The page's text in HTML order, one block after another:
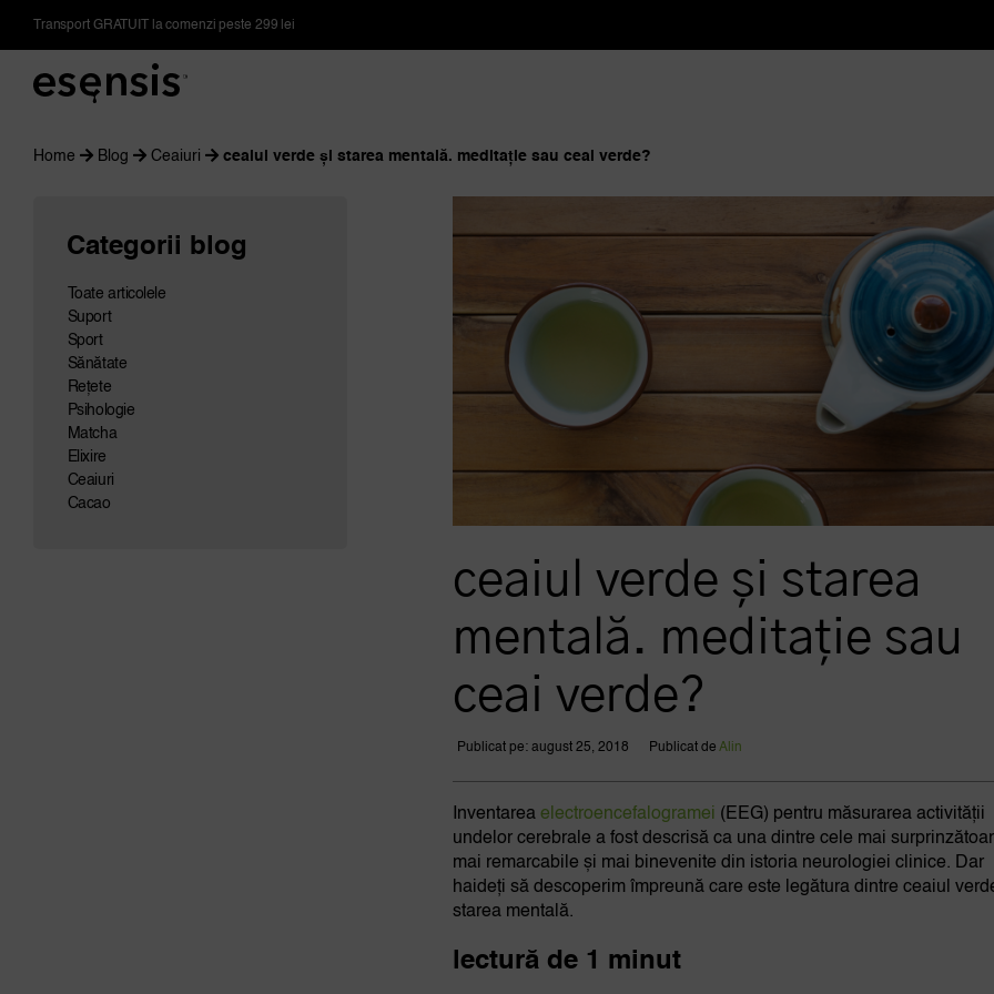
Transport GRATUIT la comenzi peste 299 lei
Home Blog Ceaiuri ceaiul verde și starea mentală. meditație sau ceai verde?
Categorii blog
Toate articolele
Suport
Sport
Sănătate
Rețete
Psihologie
Matcha
Elixire
Ceaiuri
Cacao
ceaiul verde și starea
mentală. meditație sau
ceai verde?
Publicat pe: august 25, 2018 Publicat deAlin
Inventareaelectroencefalogramei (EEG) pentru măsurarea activității
undelor cerebrale a fost descrisă ca una dintre cele mai
mai remarcabile și mai binevenite din istoria neurologiei clinice. Dar
haideți să descoperim împreună care este legătura dintre ceaiul
starea mentală.
lectură de 1 minut